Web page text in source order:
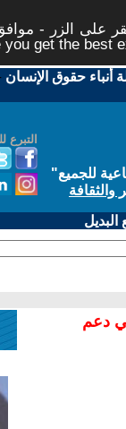
على الزر -
get the best
أنباء حقوق الإنسان
التبرع
للجميع"
والثقافة
دعم